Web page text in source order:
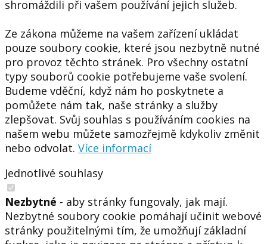
shromáždili při vašem používání jejich služeb.
Ze zákona můžeme na vašem zařízení ukládat
pouze soubory cookie, které jsou nezbytně nutné
pro provoz těchto stránek. Pro všechny ostatní
typy souborů cookie potřebujeme vaše svolení.
Budeme vděční, když nám ho poskytnete a
pomůžete nám tak, naše stránky a služby
zlepšovat. Svůj souhlas s používáním cookies na
našem webu můžete samozřejmě kdykoliv změnit
nebo odvolat. Více informací
Jednotlivé souhlasy
Nezbytné - aby stránky fungovaly, jak mají.
Nezbytné soubory cookie pomáhají učinit webové
stránky použitelnými tím, že umožňují základní